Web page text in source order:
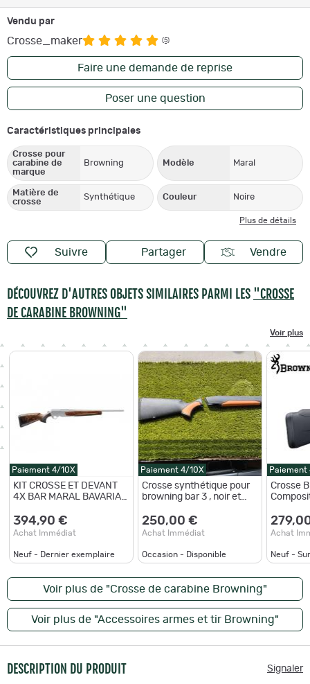
Vendu par
Crosse_maker (5)
Faire une demande de reprise
Poser une question
Caractéristiques principales
Crosse pour
carabine de
marque
Browning Modèle Maral
Matière de
crosse
Synthétique Couleur Noire
Plus de détails
Suivre Partager Vendre
DÉCOUVREZ D'AUTRES OBJETS SIMILAIRES PARMI LES "CROSSE
DE CARABINE BROWNING"
Voir plus
Paiement 4/10X
KIT CROSSE ET DEVANT
4X BAR MARAL BAVARIAN
394,90 €
Achat Immédiat
Neuf - Dernier exemplaire
Paiement 4/10X
Crosse synthétique pour
browning bar 3 , noir et
250,00 €
Achat Immédiat
Occasion - Disponible
Paiement
Crosse
Achat
Neuf -
Voir plus de "Crosse de carabine Browning"
Voir plus de "Accessoires armes et tir Browning"
DESCRIPTION DU PRODUIT Signaler